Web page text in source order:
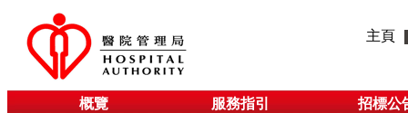
主頁
概覽 服務指引 招標公